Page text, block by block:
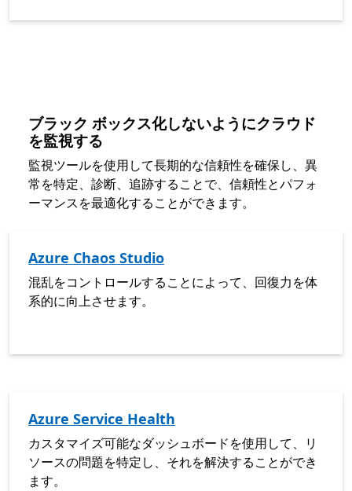
ブラック ボックス化しないようにクラウド
を監視する
監視ツールを使用して長期的な信頼性を確保し、異
常を特定、診断、追跡することで、信頼性とパフォ
ーマンスを最適化することができます。
Azure Chaos Studio
混乱をコントロールすることによって、回復力を体
系的に向上させます。
Azure Service Health
カスタマイズ可能なダッシュボードを使用して、リ
ソースの問題を特定し、それを解決することができ
ます。